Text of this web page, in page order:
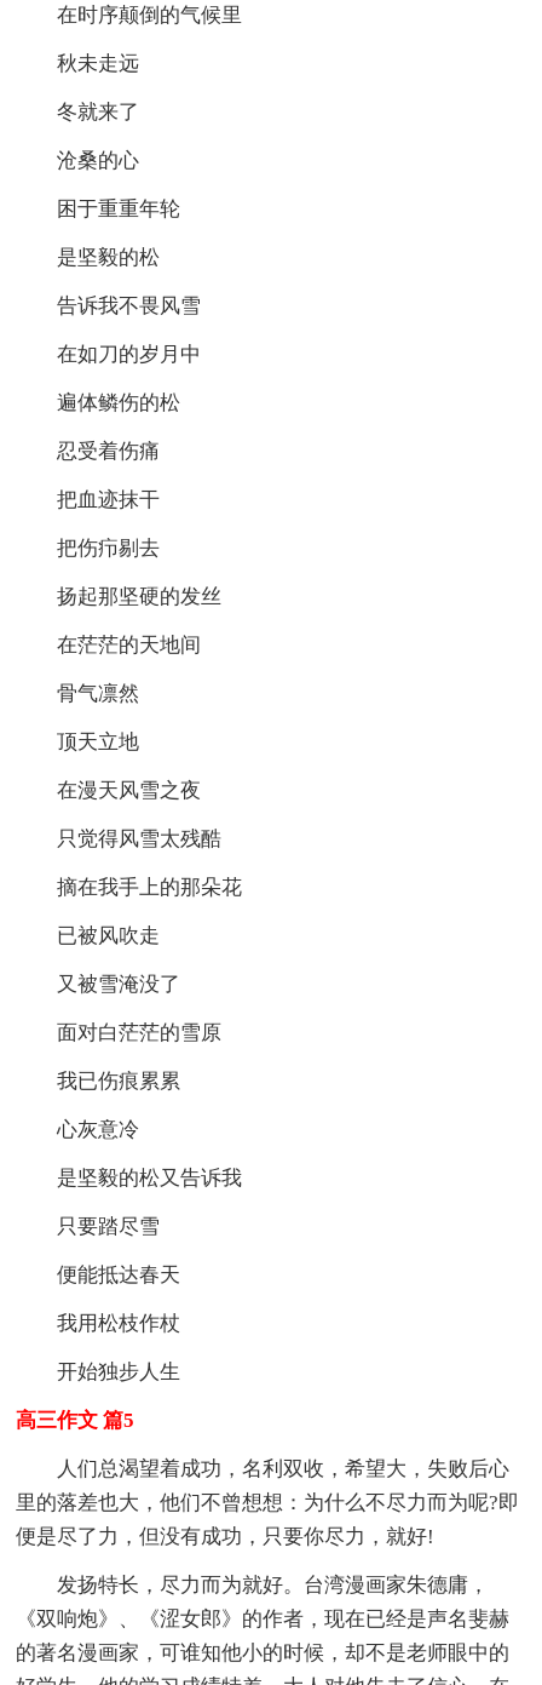
在时序颠倒的气候里
秋未走远
冬就来了
沧桑的心
困于重重年轮
是坚毅的松
告诉我不畏风雪
在如刀的岁月中
遍体鳞伤的松
忍受着伤痛
把血迹抹干
把伤疖剔去
扬起那坚硬的发丝
在茫茫的天地间
骨气凛然
顶天立地
在漫天风雪之夜
只觉得风雪太残酷
摘在我手上的那朵花
已被风吹走
又被雪淹没了
面对白茫茫的雪原
我已伤痕累累
心灰意冷
是坚毅的松又告诉我
只要踏尽雪
便能抵达春天
我用松枝作杖
开始独步人生
高三作文 篇5
人们总渴望着成功，名利双收，希望大，失败后心
里的落差也大，他们不曾想想：为什么不尽力而为呢?即
便是尽了力，但没有成功，只要你尽力，就好!
发扬特长，尽力而为就好。台湾漫画家朱德庸，
《双响炮》、《涩女郎》的作者，现在已经是声名斐赫
的著名漫画家，可谁知他小的时候，却不是老师眼中的